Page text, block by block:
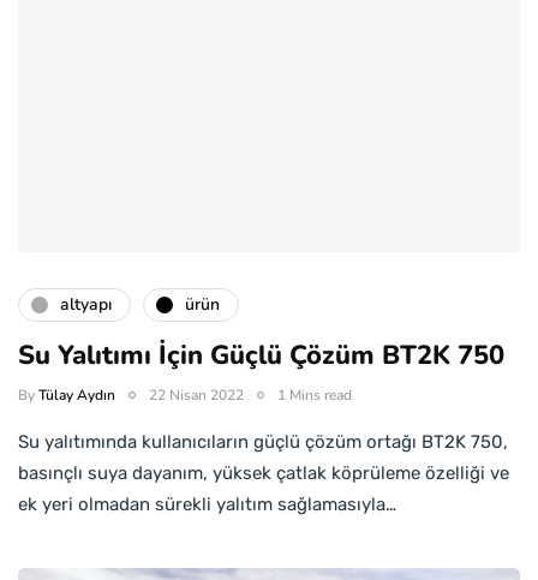
altyapı ürün
Su Yalıtımı İçin Güçlü Çözüm BT2K 750
ByTülay Aydın 22 Nisan 2022 1 Mins read
Su yalıtımında kullanıcıların güçlü çözüm ortağı BT2K 750,
basınçlı suya dayanım, yüksek çatlak köprüleme özelliği ve
ek yeri olmadan sürekli yalıtım sağlamasıyla…